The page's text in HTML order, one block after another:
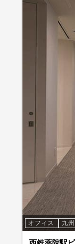
オフィス 九